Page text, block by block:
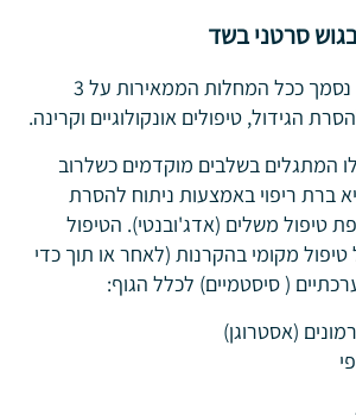
סרטני בשד
הטיפול בסרטן השד נסמך ככל המחלות הממאירות על 3
הגידול, טיפולים אונקולוגיים וקרינה.
המתגלים בשלבים מוקדמים כשלרוב
ברת ריפוי באמצעות ניתוח להסרת
טיפול משלים (אדג'ובנטי). הטיפול
מקומי בהקרנות (לאחר או תוך כדי
( סיסטמיים) לכלל הגוף:
(אסטרוגן)